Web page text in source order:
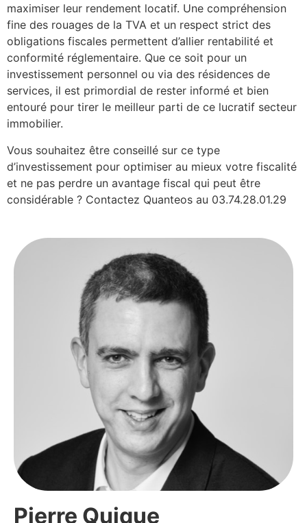
maximiser leur rendement locatif. Une compréhension
fine des rouages de la TVA et un respect strict des
obligations fiscales permettent d’allier rentabilité et
conformité réglementaire. Que ce soit pour un
investissement personnel ou via des résidences de
services, il est primordial de rester informé et bien
entouré pour tirer le meilleur parti de ce lucratif secteur
immobilier.
Vous souhaitez être conseillé sur ce type
d’investissement pour optimiser au mieux votre fiscalité
et ne pas perdre un avantage fiscal qui peut être
considérable ? Contactez Quanteos au 03.74.28.01.29
Pierre Quique​